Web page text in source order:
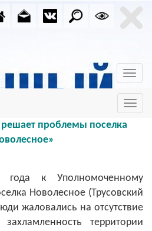
проблемы поселка
года к Уполномоченному
Новолесное (Трусовский
жаловались на отсутствие
территории